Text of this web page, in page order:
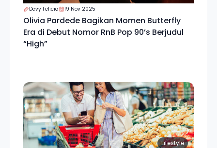
Devy Felicia 19 Nov 2025
Olivia Pardede Bagikan Momen Butterfly
Era di Debut Nomor RnB Pop 90’s Berjudul
“High”
Lifestyle